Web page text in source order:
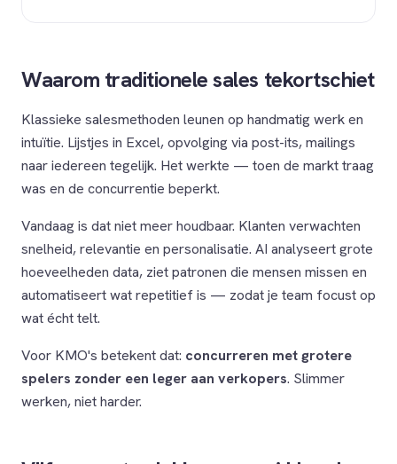
Waarom traditionele sales tekortschiet
Klassieke salesmethoden leunen op handmatig werk en
intuïtie. Lijstjes in Excel, opvolging via post-its, mailings
naar iedereen tegelijk. Het werkte — toen de markt traag
was en de concurrentie beperkt.
Vandaag is dat niet meer houdbaar. Klanten verwachten
snelheid, relevantie en personalisatie. AI analyseert grote
hoeveelheden data, ziet patronen die mensen missen en
automatiseert wat repetitief is — zodat je team focust op
wat écht telt.
Voor KMO's betekent dat: concurreren met grotere
spelers zonder een leger aan verkopers. Slimmer
werken, niet harder.